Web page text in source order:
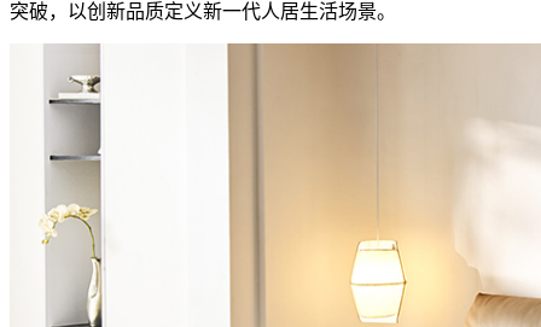
突破，以创新品质定义新一代人居生活场景。